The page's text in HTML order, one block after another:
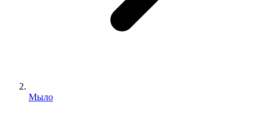
Мыло